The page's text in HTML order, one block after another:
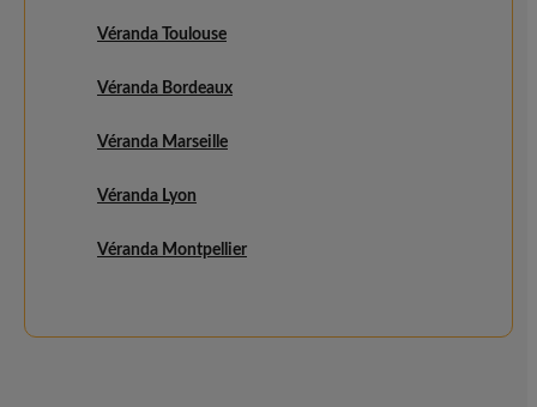
Véranda Toulouse
Véranda Bordeaux
Véranda Marseille
Véranda Lyon
Véranda Montpellier